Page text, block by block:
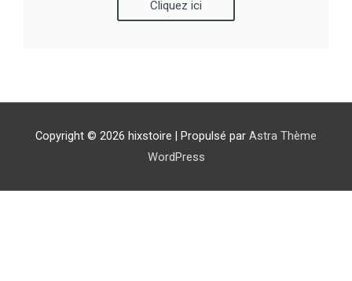
Cliquez ici
Copyright © 2026 hixstoire | Propulsé par Astra Thème
WordPress